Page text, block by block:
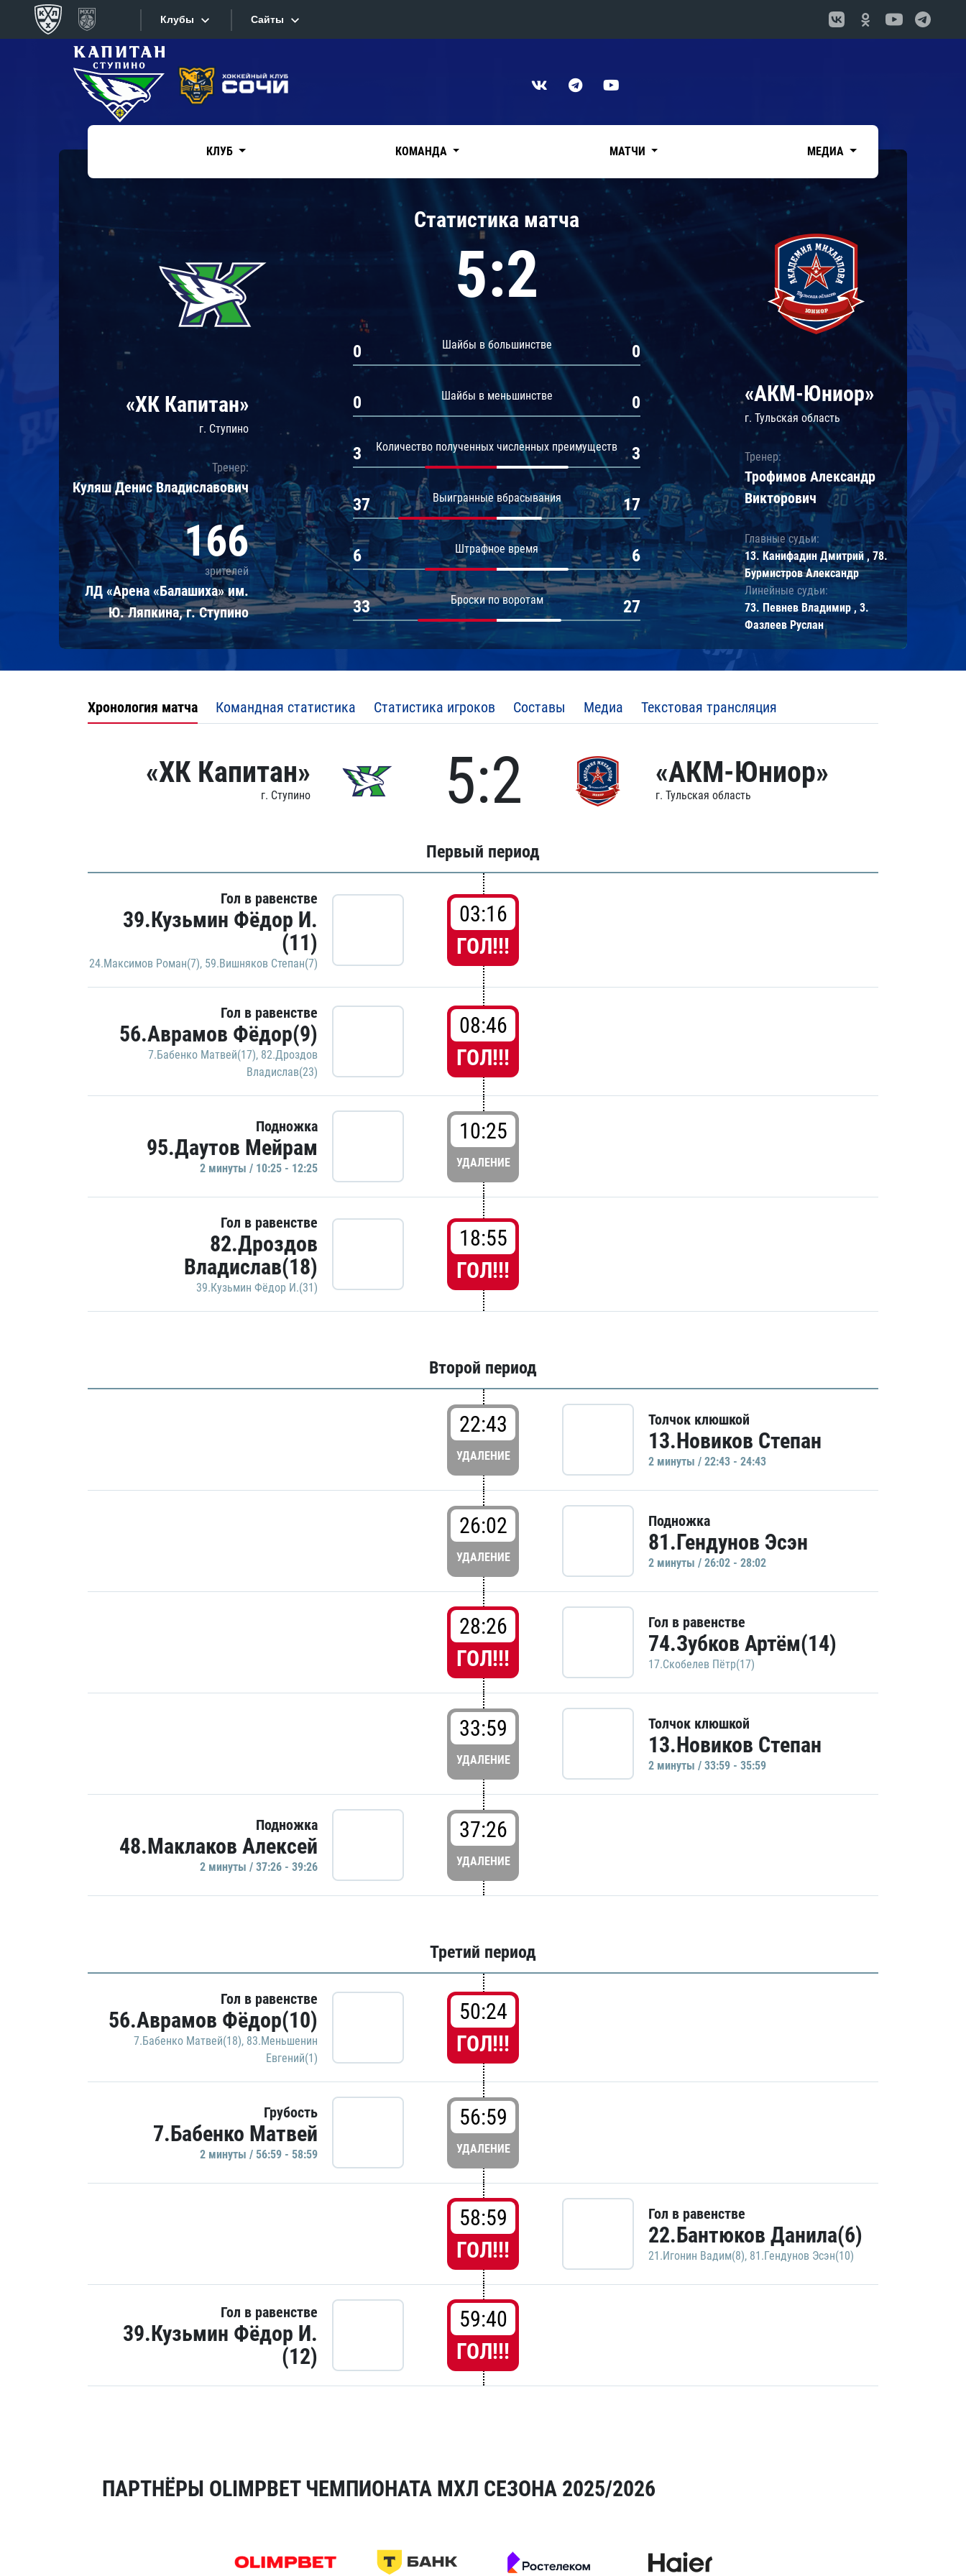
Клубы
Конференция «Запад»
Дивизион Боброва
Дивизион Тарасова
Динамо Мн
Динамо М
Локомотив
Шанхайские Драконы
Ак Барс
Дивизион Чернышева
Амур
Барыс
Сайты
Сайты
Текстовые трансляции
Фотобанк
КЛУБ КОМАНДА МАТЧИ МЕДИА
«ХК Капитан»
г. Ступино
Тренер:
Куляш Денис Владиславович
166
зрителей
ЛД «Арена «Балашиха» им.
Ю. Ляпкина, г. Ступино
Статистика матча
5:2
Шайбы в большинстве
0 0
Шайбы в меньшинстве
0 0
Количество полученных численных преимуществ
3 3
Выигранные вбрасывания
37 17
Штрафное время
6 6
Броски по воротам
33 27
«АКМ-Юниор»
г. Тульская область
Тренер:
Трофимов Александр
Викторович
Главные судьи:
13. Канифадин Дмитрий , 78.
Бурмистров Александр
Линейные судьи:
73. Певнев Владимир , 3.
Фазлеев Руслан
Хронология матча Командная статистика Статистика игроков Составы Медиа Текстовая трансляция
«ХК Капитан»
г. Ступино 5:2 «АКМ-Юниор»
г. Тульская область
Первый период
Гол в равенстве
39.Кузьмин Фёдор И.
(11)
24.Максимов Роман(7), 59.Вишняков Степан(7)
03:16
ГОЛ!!!
Гол в равенстве
56.Аврамов Фёдор(9)
7.Бабенко Матвей(17), 82.Дроздов
Владислав(23)
08:46
ГОЛ!!!
Подножка
95.Даутов Мейрам
2 минуты / 10:25 - 12:25
10:25
УДАЛЕНИЕ
Гол в равенстве
82.Дроздов
Владислав(18)
39.Кузьмин Фёдор И.(31)
18:55
ГОЛ!!!
Второй период
22:43
УДАЛЕНИЕ
Толчок клюшкой
13.Новиков Степан
2 минуты / 22:43 - 24:43
26:02
УДАЛЕНИЕ
Подножка
81.Гендунов Эсэн
2 минуты / 26:02 - 28:02
28:26
ГОЛ!!!
Гол в равенстве
74.Зубков Артём(14)
17.Скобелев Пётр(17)
33:59
УДАЛЕНИЕ
Толчок клюшкой
13.Новиков Степан
2 минуты / 33:59 - 35:59
Подножка
48.Маклаков Алексей
2 минуты / 37:26 - 39:26
37:26
УДАЛЕНИЕ
Третий период
Гол в равенстве
56.Аврамов Фёдор(10)
7.Бабенко Матвей(18), 83.Меньшенин
Евгений(1)
50:24
ГОЛ!!!
Грубость
7.Бабенко Матвей
2 минуты / 56:59 - 58:59
56:59
УДАЛЕНИЕ
58:59
ГОЛ!!!
Гол в равенстве
22.Бантюков Данила(6)
21.Игонин Вадим(8), 81.Гендунов Эсэн(10)
Гол в равенстве
39.Кузьмин Фёдор И.
(12)
59:40
ГОЛ!!!
ПАРТНЁРЫ OLIMPBET ЧЕМПИОНАТА МХЛ СЕЗОНА 2025/2026